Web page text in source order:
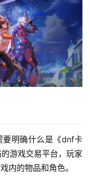
要明确什么是《dnf卡
游戏交易平台，玩家
内的物品和角色。